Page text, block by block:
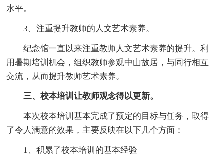
水平。
3、注重提升教师的人文艺术素养。
纪念馆一直以来注重教师人文艺术素养的提升。利
用暑期培训机会，组织教师参观中山故居，与同行相互
交流，从而提升教师艺术素养。
三、校本培训让教师观念得以更新。
本次校本培训基本完成了预定的目标与任务，取得
了令人满意的效果，主要反映在以下几个方面：
1、积累了校本培训的基本经验